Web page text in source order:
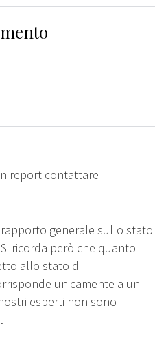
report contattare
generale sullo stato
ricorda però che quanto
allo stato di
unicamente a un
esperti non sono